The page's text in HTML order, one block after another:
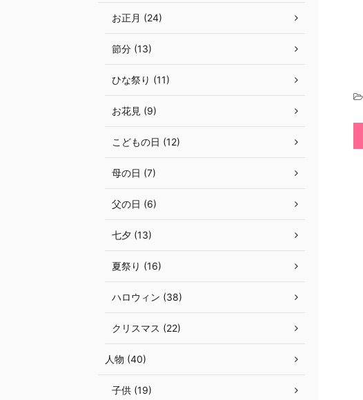
お正月 (24)
節分 (13)
ひな祭り (11)
お花見 (9)
こどもの日 (12)
母の日 (7)
父の日 (6)
七夕 (13)
夏祭り (16)
ハロウィン (38)
クリスマス (22)
人物 (40)
子供 (19)